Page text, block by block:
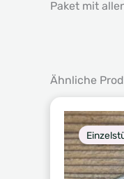
Paket mit
Ähnliche